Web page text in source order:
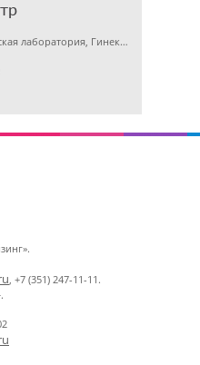
Детская клиника, Медицинская лаборатория, Гинекология
, +7 (351) 247-11-11.